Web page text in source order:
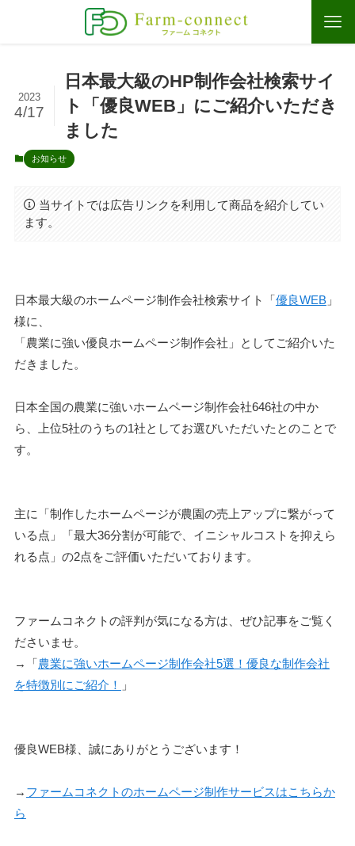
日本最大級のHP制作会社検索サイ
ト「優良WEB」にご紹介いただき
ました
2023
4/17
お知らせ
当サイトでは広告リンクを利用して商品を紹介してい
ます。
日本最大級のホームページ制作会社検索サイト「優良WEB」
様に、
「農業に強い優良ホームページ制作会社」としてご紹介いた
だきました。
日本全国の農業に強いホームページ制作会社646社の中か
ら、上位5社のうちの1社としてお選びいただいたとのことで
す。
主に「制作したホームページが農園の売上アップに繋がって
いる点」「最大36分割が可能で、イニシャルコストを抑えら
れる点」の2点をご評価いただいております。
ファームコネクトの評判が気になる方は、ぜひ記事をご覧く
ださいませ。
→「農業に強いホームページ制作会社5選！優良な制作会社
を特徴別にご紹介！
」
優良WEB様、誠にありがとうございます！
→ ファームコネクトのホームページ制作サービスはこちらか
ら